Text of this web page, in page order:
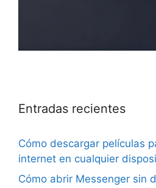
Entradas recientes
Cómo descargar películas
internet en cualquier
Cómo abrir Messenger sin